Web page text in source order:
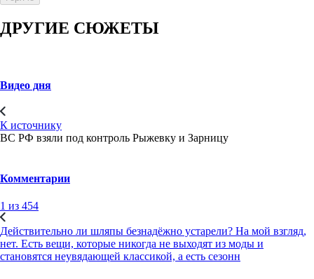
ДРУГИЕ СЮЖЕТЫ
Видео дня
К источнику
ВС РФ взяли под контроль Рыжевку и Зарницу
Комментарии
1 из 454
Действительно ли шляпы безнадёжно устарели? На мой взгляд,
нет. Есть вещи, которые никогда не выходят из моды и
становятся неувядающей классикой, а есть сезонн